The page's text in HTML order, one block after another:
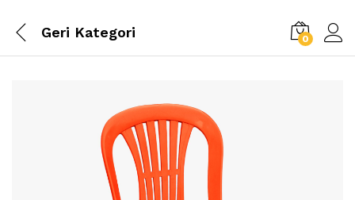
Geri Kategori 0